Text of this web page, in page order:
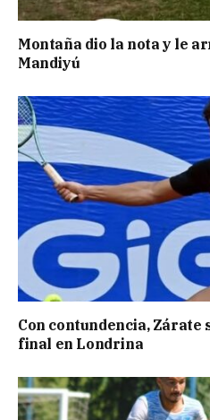
Montaña dio la nota y le
Mandiyú
Con contundencia, Zárate
final en Londrina